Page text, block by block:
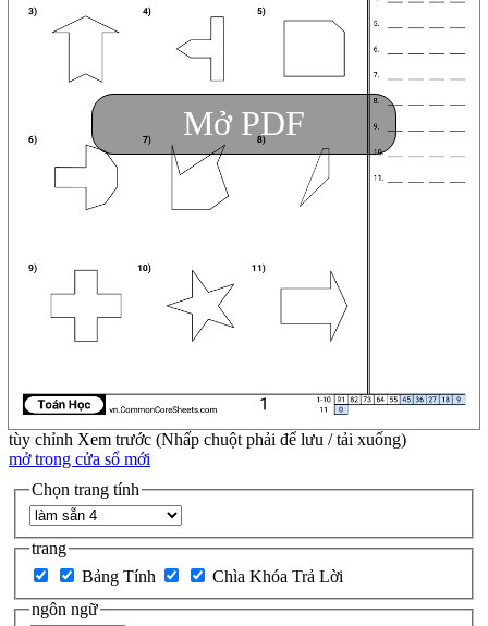
Mở PDF
tùy chỉnh Xem trước (Nhấp chuột phải để lưu / tải xuống)
mở trong cửa sổ mới
Chọn trang tính
trang
Bảng Tính
Chìa Khóa Trả Lời
ngôn ngữ